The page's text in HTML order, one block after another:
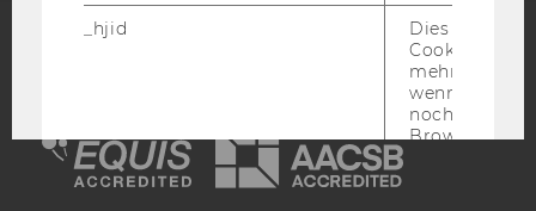
_hjid
Dies ist ein
Cookie, das
mehr setzen,
wenn ein
noch in
Browser hat,